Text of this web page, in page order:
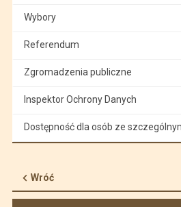
Wybory
Referendum
Zgromadzenia publiczne
Inspektor Ochrony Danych
Dostępność dla osób ze
Wróć